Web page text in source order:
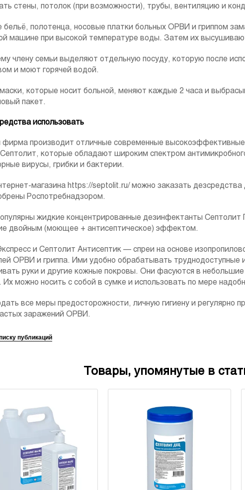
стены, потолок (при возможности), трубы, вентиляцию и
бельё, полотенца, носовые платки больных ОРВИ и гриппом
машине при высокой температуре воды. Затем их
члену семьи выделяют отдельную посуду, которую после
и моют горячей водой.
которые носит больной, меняют каждые 2 часа и
пакет.
использовать
фирма производит отличные современные
которые обладают широким спектром
вирусы, грибки и бактерии.
магазина https://septolit.ru/ можно заказать
Роспотребнадзором.
жидкие концентрированные дезинфектанты
двойным (моющее + антисептическое) эффектом.
и Септолит Антисептик — спреи на основе
ОРВИ и гриппа. Ими удобно обрабатывать труднодоступные
руки и другие кожные покровы. Они фасуются в
можно носить с собой в сумке и использовать по мере
все меры предосторожности, личную гигиену и регулярно
заражений ОРВИ.
публикаций
Товары, упомянутые в